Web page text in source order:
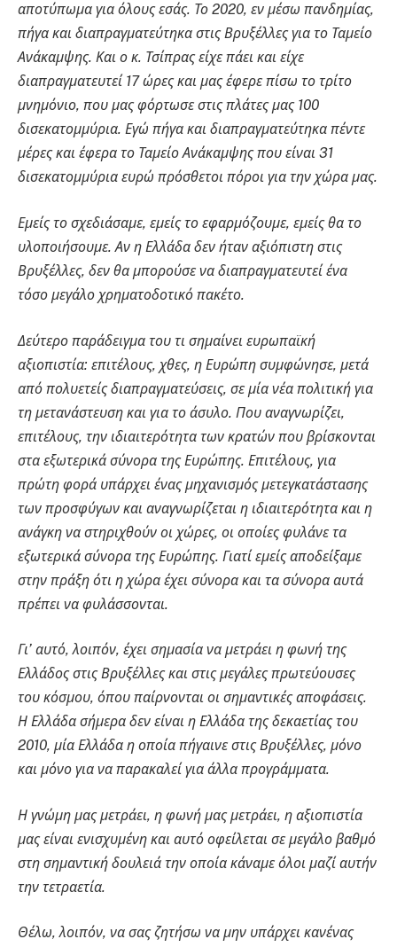
αποτύπωμα για όλους εσάς. Το 2020, εν μέσω πανδημίας,
πήγα και διαπραγματεύτηκα στις Βρυξέλλες για το Ταμείο
Ανάκαμψης. Και ο κ. Τσίπρας είχε πάει και είχε
διαπραγματευτεί 17 ώρες και μας έφερε πίσω το τρίτο
μνημόνιο, που μας φόρτωσε στις πλάτες μας 100
δισεκατομμύρια. Εγώ πήγα και διαπραγματεύτηκα πέντε
μέρες και έφερα το Ταμείο Ανάκαμψης που είναι 31
δισεκατομμύρια ευρώ πρόσθετοι πόροι για την χώρα μας.
Εμείς το σχεδιάσαμε, εμείς το εφαρμόζουμε, εμείς θα το
υλοποιήσουμε. Αν η Ελλάδα δεν ήταν αξιόπιστη στις
Βρυξέλλες, δεν θα μπορούσε να διαπραγματευτεί ένα
τόσο μεγάλο χρηματοδοτικό πακέτο.
Δεύτερο παράδειγμα του τι σημαίνει ευρωπαϊκή
αξιοπιστία: επιτέλους, χθες, η Ευρώπη συμφώνησε, μετά
από πολυετείς διαπραγματεύσεις, σε μία νέα πολιτική για
τη μετανάστευση και για το άσυλο. Που αναγνωρίζει,
επιτέλους, την ιδιαιτερότητα των κρατών που βρίσκονται
στα εξωτερικά σύνορα της Ευρώπης. Επιτέλους, για
πρώτη φορά υπάρχει ένας μηχανισμός μετεγκατάστασης
των προσφύγων και αναγνωρίζεται η ιδιαιτερότητα και η
ανάγκη να στηριχθούν οι χώρες, οι οποίες φυλάνε τα
εξωτερικά σύνορα της Ευρώπης. Γιατί εμείς αποδείξαμε
στην πράξη ότι η χώρα έχει σύνορα και τα σύνορα αυτά
πρέπει να φυλάσσονται.
Γι’ αυτό, λοιπόν, έχει σημασία να μετράει η φωνή της
Ελλάδος στις Βρυξέλλες και στις μεγάλες πρωτεύουσες
του κόσμου, όπου παίρνονται οι σημαντικές αποφάσεις.
Η Ελλάδα σήμερα δεν είναι η Ελλάδα της δεκαετίας του
2010, μία Ελλάδα η οποία πήγαινε στις Βρυξέλλες, μόνο
και μόνο για να παρακαλεί για άλλα προγράμματα.
Η γνώμη μας μετράει, η φωνή μας μετράει, η αξιοπιστία
μας είναι ενισχυμένη και αυτό οφείλεται σε μεγάλο βαθμό
στη σημαντική δουλειά την οποία κάναμε όλοι μαζί αυτήν
την τετραετία.
Θέλω, λοιπόν, να σας ζητήσω να μην υπάρχει κανένας